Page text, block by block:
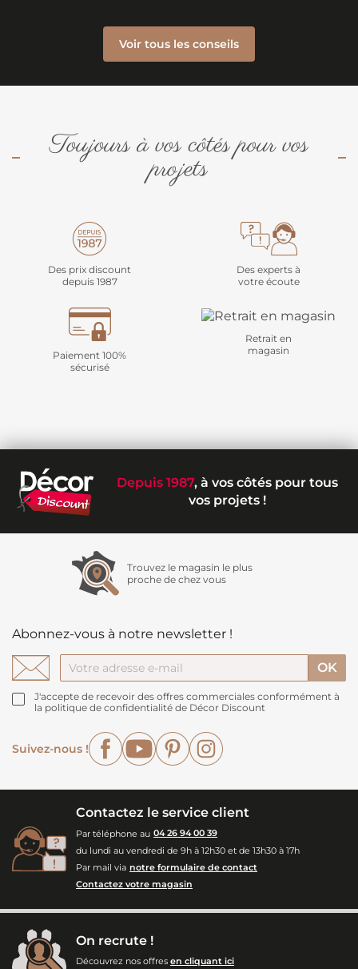
Voir tous les conseils
Toujours à vos côtés pour vos
projets
Des prix discount
depuis 1987
Des experts à
votre écoute
Paiement 100%
sécurisé
Retrait en
magasin
Depuis 1987, à vos côtés pour tous
vos projets !
Trouvez le magasin le plus
proche de chez vous
Abonnez-vous à notre newsletter !
J'accepte de recevoir des offres commerciales conformément à
la politique de confidentialité de Décor Discount
Suivez-nous !
FacebookYouTubePinterest
Contactez le service client
Par téléphone au 04 26 94 00 39
du lundi au vendredi de 9h à 12h30 et de 13h30 à 17h
Par mail via notre formulaire de contact
Contactez votre magasin
On recrute !
Découvrez nos offres en cliquant ici